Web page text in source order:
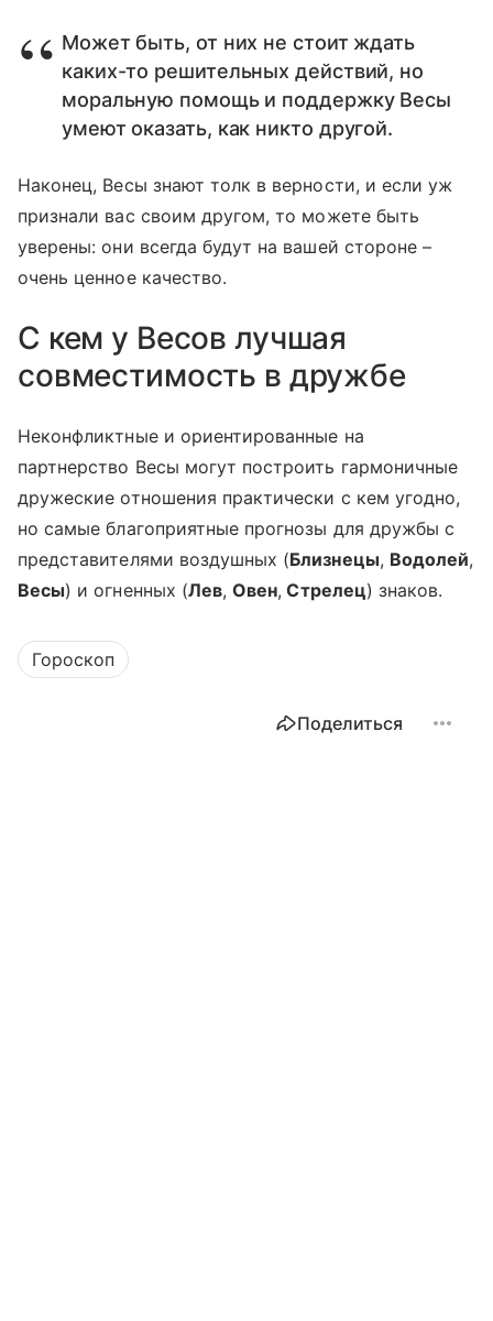
Может быть, от них не стоит ждать
каких-то решительных действий, но
моральную помощь и поддержку Весы
умеют оказать, как никто другой.
Наконец, Весы знают толк в верности, и если уж
признали вас своим другом, то можете быть
уверены: они всегда будут на вашей стороне –
очень ценное качество.
С кем у Весов лучшая
совместимость в дружбе
Неконфликтные и ориентированные на
партнерство Весы могут построить гармоничные
дружеские отношения практически с кем угодно,
но самые благоприятные прогнозы для дружбы с
представителями воздушных (Близнецы, Водолей,
Весы) и огненных (Лев,Овен, Стрелец) знаков.
Гороскоп
Поделиться